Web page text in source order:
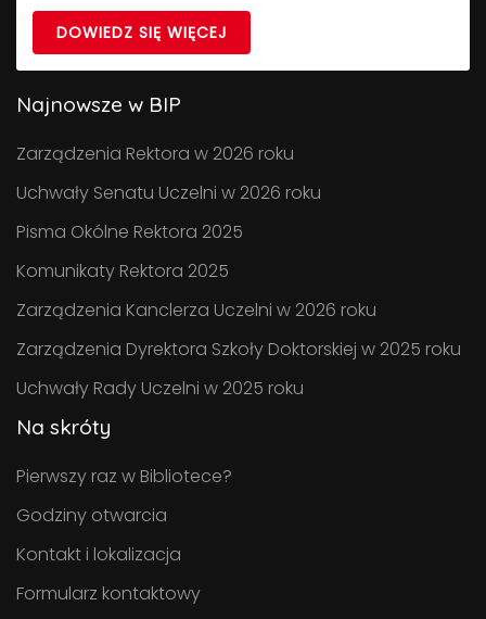
DOWIEDZ SIĘ WIĘCEJ
Najnowsze w BIP
Zarządzenia Rektora w 2026 roku
Uchwały Senatu Uczelni w 2026 roku
Pisma Okólne Rektora 2025
Komunikaty Rektora 2025
Zarządzenia Kanclerza Uczelni w 2026 roku
Zarządzenia Dyrektora Szkoły Doktorskiej w 2025 roku
Uchwały Rady Uczelni w 2025 roku
Na skróty
Pierwszy raz w Bibliotece?
Godziny otwarcia
Kontakt i lokalizacja
Formularz kontaktowy